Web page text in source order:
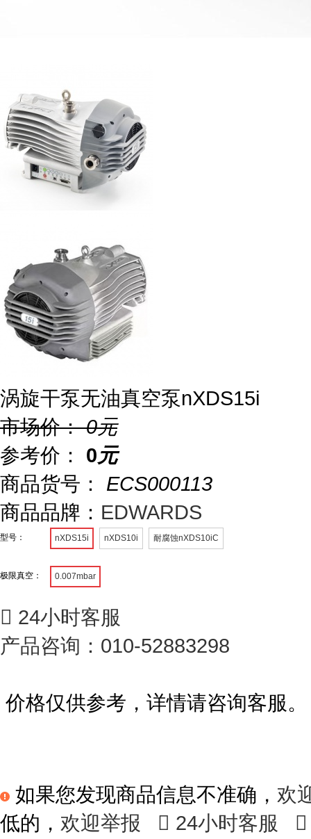
涡旋干泵无油真空泵nXDS15i
市场价：0元
参考价：
0元
商品货号：
ECS000113
商品品牌： EDWARDS
型号： nXDS15i nXDS10i 耐腐蚀nXDS10iC
极限真空： 0.007mbar
 24小时客服
产品咨询：010-52883298
价格仅供参考，详情请咨询客服。
如果您发现商品信息不准确， 欢
低的， 欢迎举报  24小时客服 